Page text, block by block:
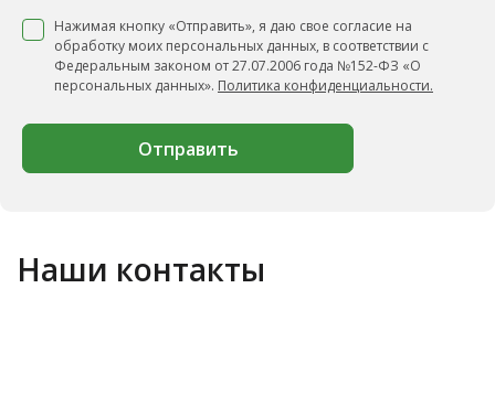
Нажимая кнопку «Отправить», я даю свое согласие на
обработку моих персональных данных, в соответствии с
Федеральным законом от 27.07.2006 года №152-ФЗ «О
персональных данных». Политика конфиденциальности.
Отправить
Наши контакты